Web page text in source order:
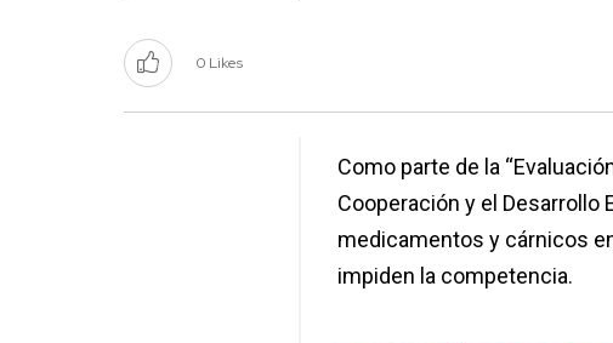
0 Likes
Como parte de la
Cooperación y el Desarrollo
medicamentos y cárnicos
impiden la competencia.